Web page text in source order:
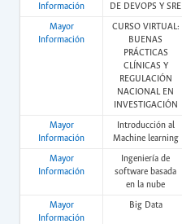
Información
DE DEVOPS Y SRE
Mayor
Información
CURSO VIRTUAL:
BUENAS
PRÁCTICAS
CLÍNICAS Y
REGULACIÓN
NACIONAL EN
INVESTIGACIÓN
Mayor
Información
Introducción al
Machine learning
Mayor
Información
Ingeniería de
software basada
en la nube
Mayor
Información
Big Data